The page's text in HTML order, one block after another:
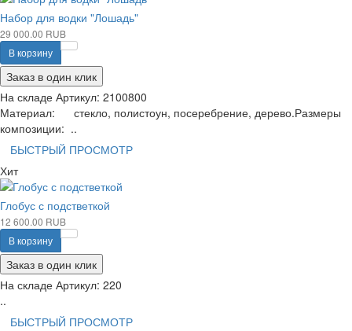
Набор для водки "Лошадь"
29 000.00 RUB
В корзину
Заказ в один клик
На складе Артикул: 2100800
Материал: стекло, полистоун, посеребрение, дерево.Размеры
композиции: ..
БЫСТРЫЙ ПРОСМОТР
Хит
Глобус с подстветкой
12 600.00 RUB
В корзину
Заказ в один клик
На складе Артикул: 220
..
БЫСТРЫЙ ПРОСМОТР